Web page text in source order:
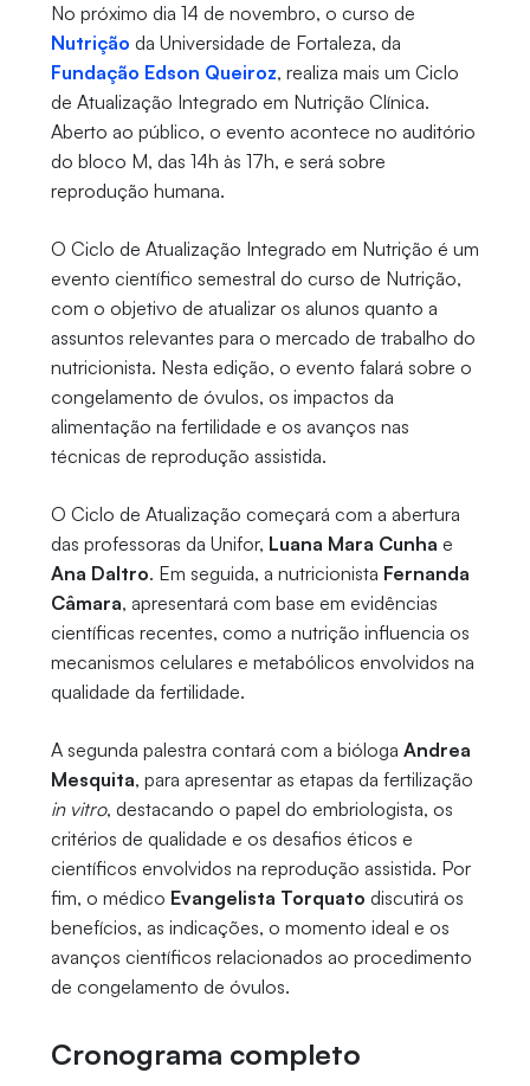
No próximo dia 14 de novembro, o curso de
Nutrição da Universidade de Fortaleza, da
Fundação Edson Queiroz, realiza mais um Ciclo
de Atualização Integrado em Nutrição Clínica.
Aberto ao público, o evento acontece no auditório
do bloco M, das 14h às 17h, e será sobre
reprodução humana.
O Ciclo de Atualização Integrado em Nutrição é um
evento científico semestral do curso de Nutrição,
com o objetivo de atualizar os alunos quanto a
assuntos relevantes para o mercado de trabalho do
nutricionista. Nesta edição, o evento falará sobre o
congelamento de óvulos, os impactos da
alimentação na fertilidade e os avanços nas
técnicas de reprodução assistida.
O Ciclo de Atualização começará com a abertura
das professoras da Unifor, Luana Mara Cunha e
Ana Daltro. Em seguida, a nutricionista Fernanda
Câmara, apresentará com base em evidências
científicas recentes, como a nutrição influencia os
mecanismos celulares e metabólicos envolvidos na
qualidade da fertilidade.
A segunda palestra contará com a bióloga Andrea
Mesquita, para apresentar as etapas da fertilização
in vitro, destacando o papel do embriologista, os
critérios de qualidade e os desafios éticos e
científicos envolvidos na reprodução assistida. Por
fim, o médico Evangelista Torquato discutirá os
benefícios, as indicações, o momento ideal e os
avanços científicos relacionados ao procedimento
de congelamento de óvulos.
Cronograma completo